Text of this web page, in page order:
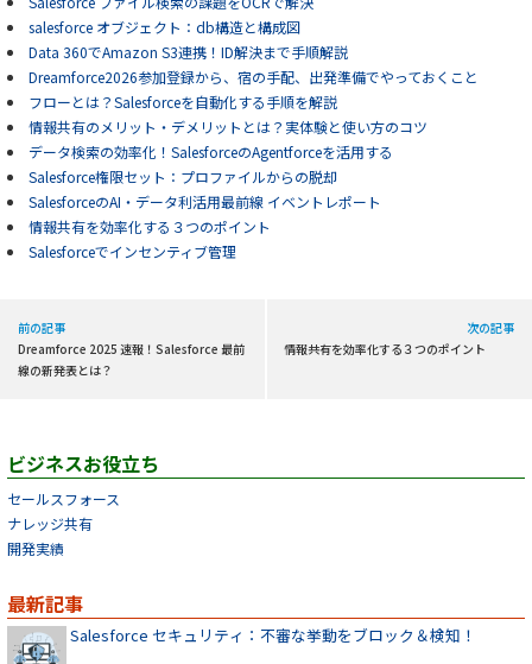
salesforce オブジェクト：db構造と構成図
Data 360でAmazon S3連携！ID解決まで手順解説
Dreamforce2026参加登録から、宿の手配、出発準備でやっておくこと
フローとは？Salesforceを自動化する手順を解説
情報共有のメリット・デメリットとは？実体験と使い方のコツ
データ検索の効率化！SalesforceのAgentforceを活用する
Salesforce権限セット：プロファイルからの脱却
SalesforceのAI・データ利活用最前線 イベントレポート
情報共有を効率化する３つのポイント
Salesforceでインセンティブ管理
前の記事
Dreamforce 2025 速報！Salesforce 最前
線の新発表とは？
次の記事
情報共有を効率化する３つのポイント
ビジネスお役立ち
セールスフォース
ナレッジ共有
開発実績
最新記事
Salesforce セキュリティ：不審な挙動をブロック＆検知！